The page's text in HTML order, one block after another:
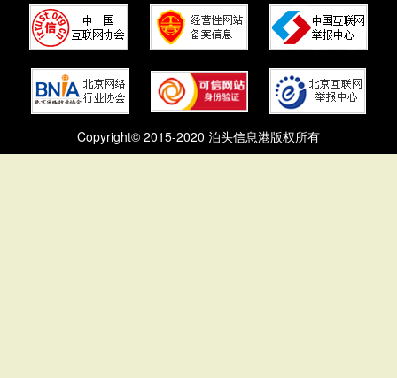
Copyright© 2015-2020 泊头信息港版权所有